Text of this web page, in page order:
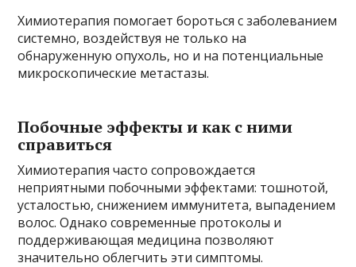
Химиотерапия помогает бороться с заболеванием
системно, воздействуя не только на
обнаруженную опухоль, но и на потенциальные
микроскопические метастазы.
Побочные эффекты и как с ними
справиться
Химиотерапия часто сопровождается
неприятными побочными эффектами: тошнотой,
усталостью, снижением иммунитета, выпадением
волос. Однако современные протоколы и
поддерживающая медицина позволяют
значительно облегчить эти симптомы.